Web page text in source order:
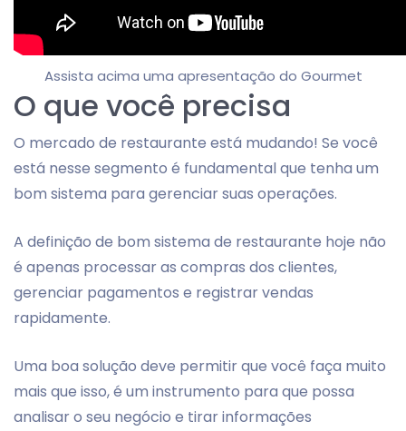
Assista acima uma apresentação do Gourmet
O que você precisa
O mercado de restaurante está mudando! Se você
está nesse segmento é fundamental que tenha um
bom sistema para gerenciar suas operações.
A definição de bom sistema de restaurante hoje não
é apenas processar as compras dos clientes,
gerenciar pagamentos e registrar vendas
rapidamente.
Uma boa solução deve permitir que você faça muito
mais que isso, é um instrumento para que possa
analisar o seu negócio e tirar informações